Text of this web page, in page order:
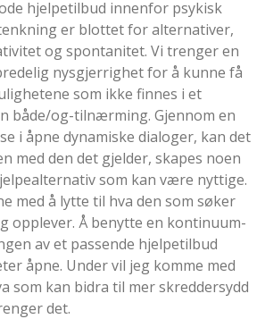
hjelpetilbud innenfor psykisk
er blottet for alternativer,
og spontanitet. Vi trenger en
nysgjerrighet for å kunne få
som ikke finnes i et
både/og-tilnærming. Gjennom en
i åpne dynamiske dialoger, kan det
med den det gjelder, skapes noen
som kan være nyttige.
med å lytte til hva den som søker
opplever. Å benytte en kontinuum-
av et passende hjelpetilbud
åpne. Under vil jeg komme med
som kan bidra til mer skreddersydd
det.